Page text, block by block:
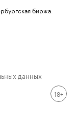
биржа
данных
18+